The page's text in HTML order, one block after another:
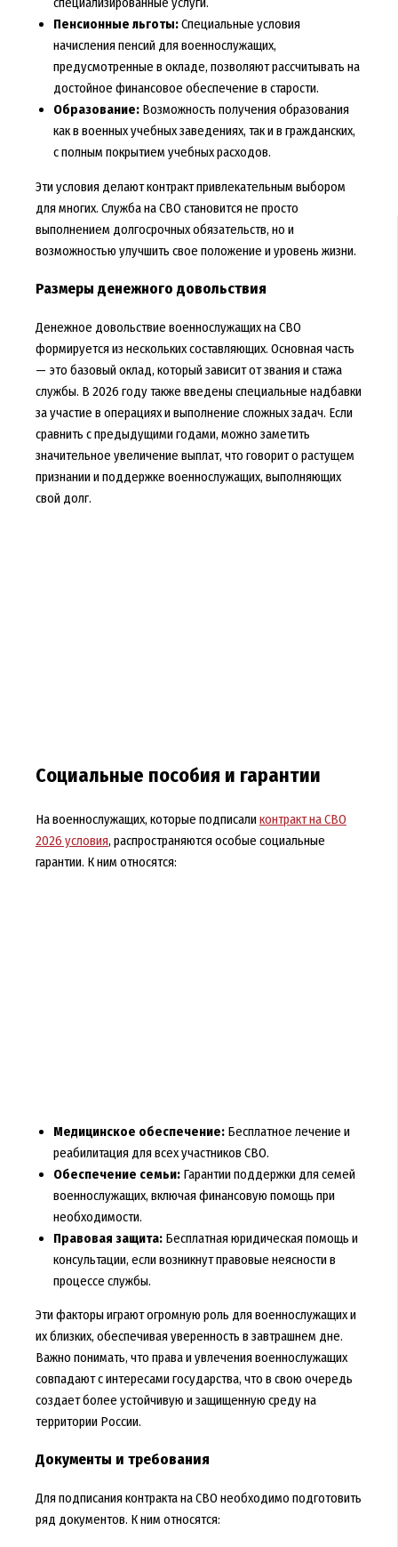
Пенсионные льготы:Специальные условия
начисления пенсий для военнослужащих,
предусмотренные в окладе, позволяют рассчитывать на
достойное финансовое обеспечение в старости.
Образование:Возможность получения образования
как в военных учебных заведениях, так и в гражданских,
с полным покрытием учебных расходов.
Эти условия делают контракт привлекательным выбором
для многих. Служба на СВО становится не просто
выполнением долгосрочных обязательств, но и
возможностью улучшить свое положение и уровень жизни.
Размеры денежного довольствия
Денежное довольствие военнослужащих на СВО
формируется из нескольких составляющих. Основная часть
— это базовый оклад, который зависит от звания и стажа
службы. В 2026 году также введены специальные надбавки
за участие в операциях и выполнение сложных задач. Если
сравнить с предыдущими годами, можно заметить
значительное увеличение выплат, что говорит о растущем
признании и поддержке военнослужащих, выполняющих
свой долг.
Социальные пособия и гарантии
На военнослужащих, которые подписаликонтракт на СВО
2026 условия, распространяются особые социальные
гарантии. К ним относятся:
Медицинское обеспечение:Бесплатное лечение и
реабилитация для всех участников СВО.
Обеспечение семьи:Гарантии поддержки для семей
военнослужащих, включая финансовую помощь при
необходимости.
Правовая защита:Бесплатная юридическая помощь и
консультации, если возникнут правовые неясности в
процессе службы.
Эти факторы играют огромную роль для военнослужащих и
их близких, обеспечивая уверенность в завтрашнем дне.
Важно понимать, что права и увлечения военнослужащих
совпадают с интересами государства, что в свою очередь
создает более устойчивую и защищенную среду на
территории России.
Документы и требования
Для подписания контракта на СВО необходимо подготовить
ряд документов. К ним относятся: